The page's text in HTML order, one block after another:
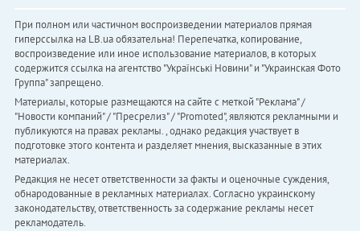
При полном или частичном воспроизведении материалов прямая
гиперссылка на LB.ua обязательна! Перепечатка, копирование,
воспроизведение или иное использование материалов, в которых
содержится ссылка на агентство "Українськi Новини" и "Украинская Фото
Группа" запрещено.
Материалы, которые размещаются на сайте с меткой "Реклама" /
"Новости компаний" / "Пресрелиз" / "Promoted", являются рекламными и
публикуются на правах рекламы. , однако редакция участвует в
подготовке этого контента и разделяет мнения, высказанные в этих
материалах.
Редакция не несет ответственности за факты и оценочные суждения,
обнародованные в рекламных материалах. Согласно украинскому
законодательству, ответственность за содержание рекламы несет
рекламодатель.